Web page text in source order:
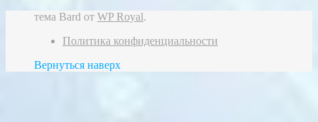
тема Bard от WP Royal.
Политика конфиденциальности
Вернуться наверх